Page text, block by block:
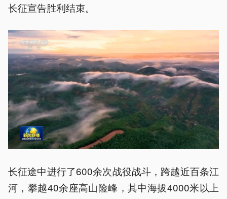
长征宣告胜利结束。
长征途中进行了600余次战役战斗，跨越近百条江
河，攀越40余座高山险峰，其中海拔4000米以上